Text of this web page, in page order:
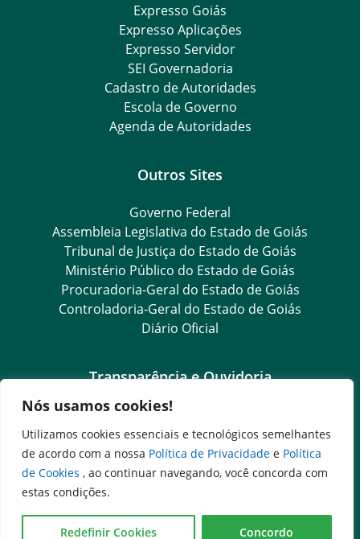
Nós usamos cookies!
Utilizamos cookies essenciais e tecnológicos semelhantes
de acordo com a nossa Política de Privacidade e Política
de Cookies , ao continuar navegando, você concorda com
estas condições.
Redefinir Cookies Concordo
Expresso Goiás
Expresso Aplicações
Expresso Servidor
SEI Governadoria
Cadastro de Autoridades
Escola de Governo
Agenda de Autoridades
Outros Sites
Governo Federal
Assembleia Legislativa do Estado de Goiás
Tribunal de Justiça do Estado de Goiás
Ministério Público do Estado de Goiás
Procuradoria-Geral do Estado de Goiás
Controladoria-Geral do Estado de Goiás
Diário Oficial
Transparência e Ouvidoria
LGPD
Goiás Transparência
Dados Abertos Goiás
e-SIC
SIC – Serviço de Informação ao Cidadão
Ouvidoria Setorial (Expresso)
Ouvidoria Setorial (Presencial)